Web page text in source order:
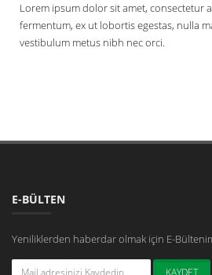
Lorem ipsum dolor sit amet, consectetur
fermentum, ex ut lobortis egestas, nulla
vestibulum metus nibh nec orci.
E-BÜLTEN
Yeniliklerden haberdar olmak için E-